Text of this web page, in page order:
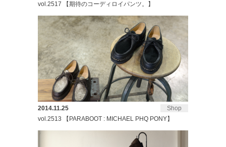
vol.2517 【期待のコーディロイパンツ。】
Shop
2014.11.25
vol.2513 【PARABOOT : MICHAEL PHQ PONY】